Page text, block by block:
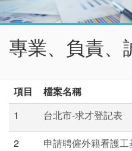
專業、負責、
項目 檔案名稱
1
台北市-求才登記表
2 申請聘僱外籍看護